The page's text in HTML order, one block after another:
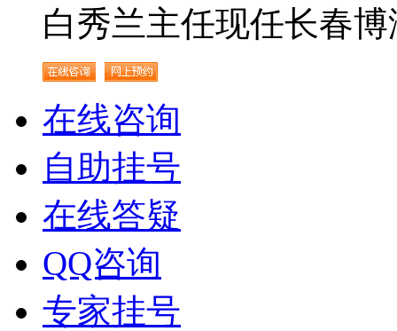
白秀兰主任现任长春博
在线咨询
自助挂号
在线答疑
QQ咨询
专家挂号